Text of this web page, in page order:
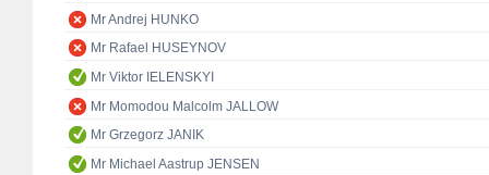
Mr Andrej HUNKO
Mr Rafael HUSEYNOV
Mr Viktor IELENSKYI
Mr Momodou Malcolm JALLOW
Mr Grzegorz JANIK
Mr Michael Aastrup JENSEN